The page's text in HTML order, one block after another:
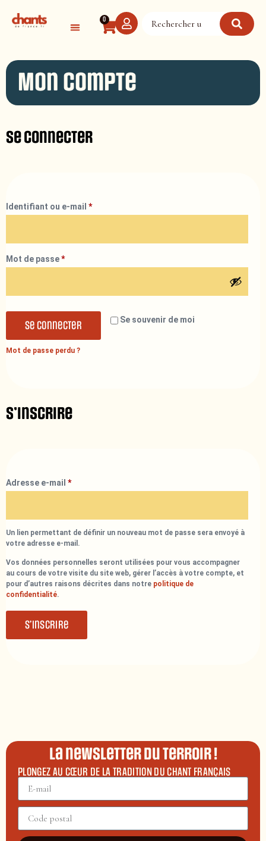
0
Mon compte
Se connecter
Identifiant ou e-mail *
Mot de passe*
Se souvenir de moi
Se connecter
Mot de passe perdu ?
S’inscrire
Adresse e-mail *
Un lien permettant de définir un nouveau mot de passe sera envoyé à
votre adresse e-mail.
Vos données personnelles seront utilisées pour vous accompagner
au cours de votre visite du site web, gérer l’accès à votre compte, et
pour d’autres raisons décrites dans notre politique de
confidentialité.
S’inscrire
La newsletter du terroir !
PLONGEZ AU CŒUR DE LA TRADITION DU CHANT FRANÇAIS